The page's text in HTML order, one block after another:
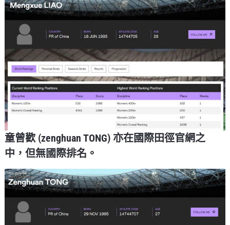
童曾歡 (zenghuan TONG) 亦在國際田徑官網之
中，但無國際排名。